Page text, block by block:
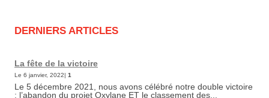
DERNIERS ARTICLES
La fête de la victoire
Le 6 janvier, 2022| 1
Le 5 décembre 2021, nous avons célébré notre double victoire
: l’abandon du projet Oxylane ET le classement des...